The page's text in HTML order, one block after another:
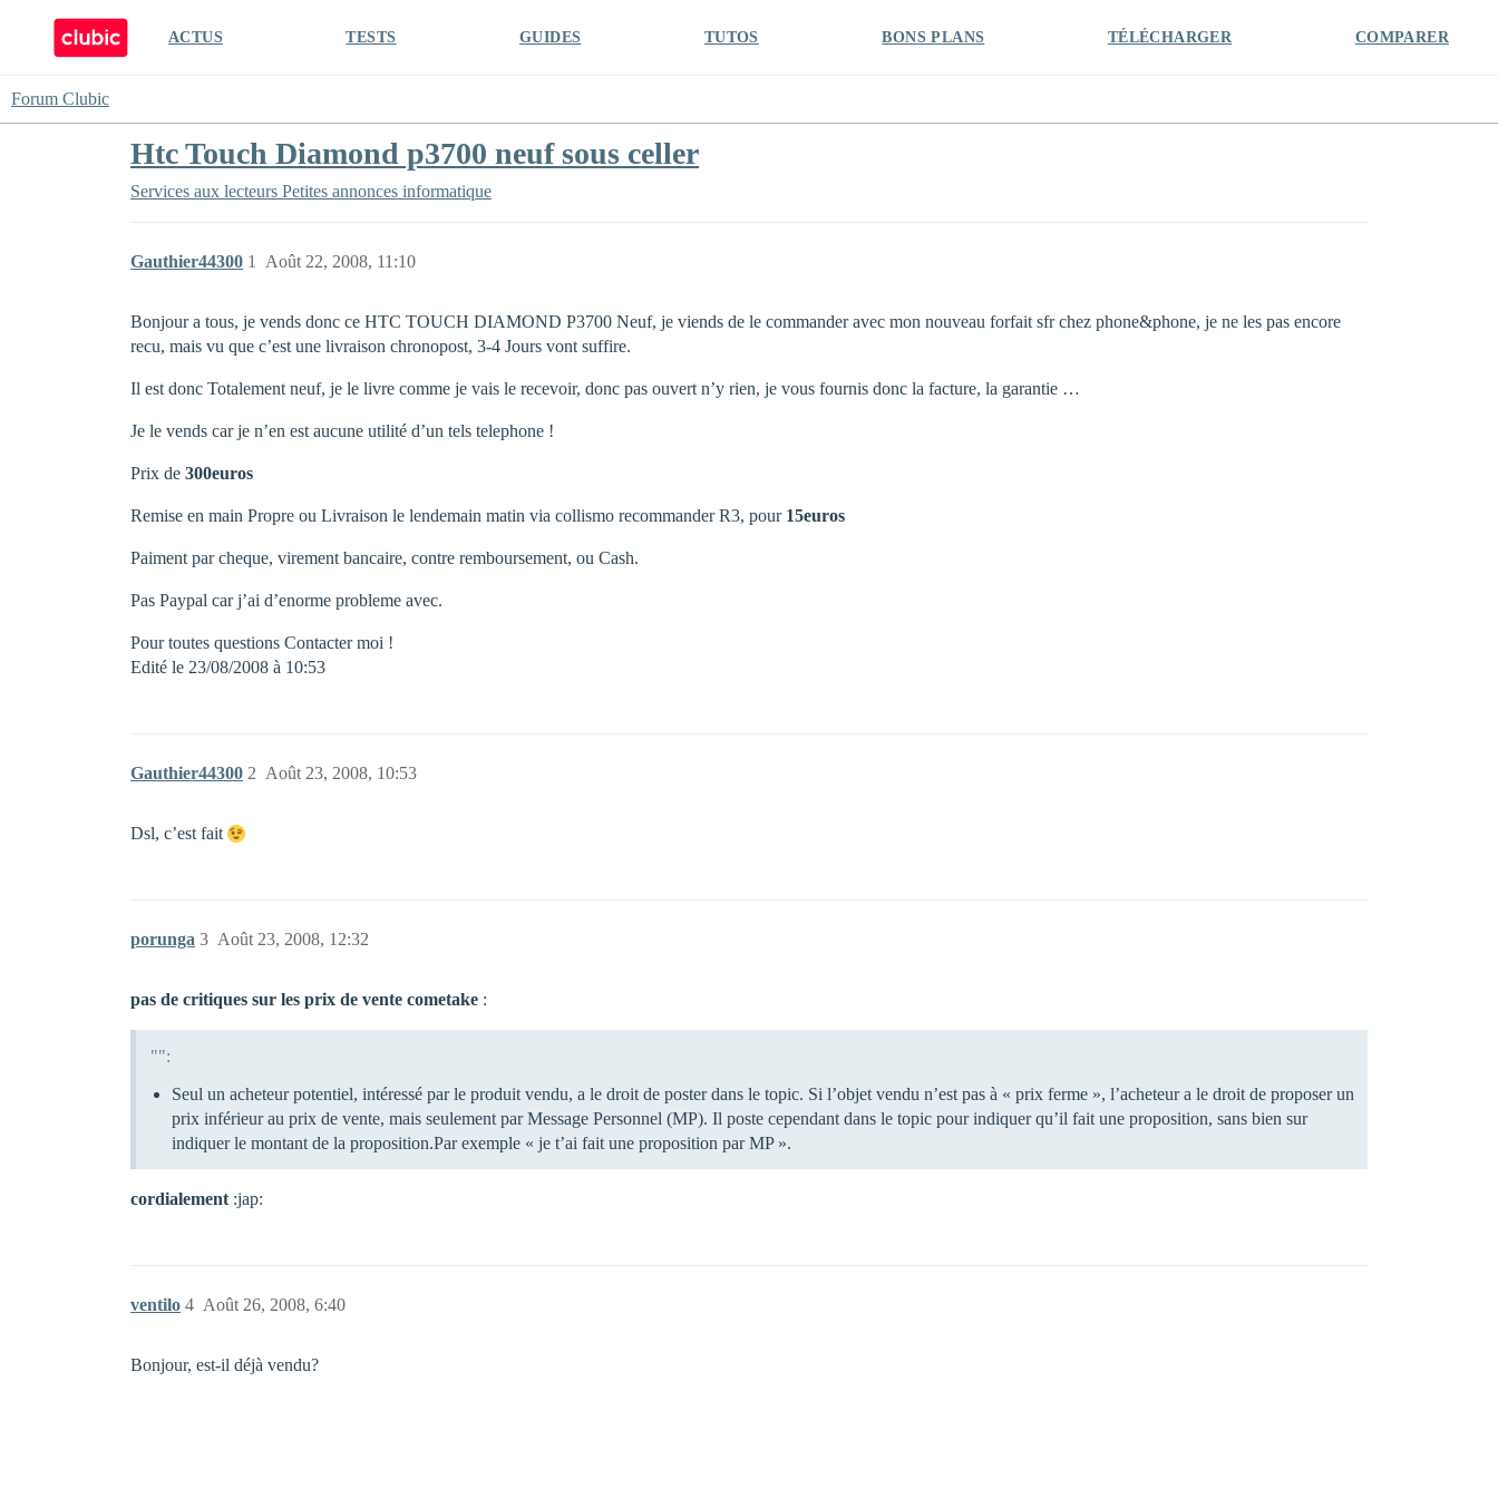
ACTUS TESTS GUIDES TUTOS BONS PLANS TÉLÉCHARGER COMPARER
Forum Clubic
Htc Touch Diamond p3700 neuf sous celler
Services aux lecteurs Petites annonces informatique
Gauthier44300 Août 22, 2008, 11:10
1
Bonjour a tous, je vends donc ce HTC TOUCH DIAMOND P3700 Neuf, je viends de le commander avec mon nouveau forfait sfr chez phone&phone, je ne les pas encore
recu, mais vu que c’est une livraison chronopost, 3-4 Jours vont suffire.
Il est donc Totalement neuf, je le livre comme je vais le recevoir, donc pas ouvert n’y rien, je vous fournis donc la facture, la garantie …
Je le vends car je n’en est aucune utilité d’un tels telephone !
Prix de 300euros
Remise en main Propre ou Livraison le lendemain matin via collismo recommander R3, pour 15euros
Paiment par cheque, virement bancaire, contre remboursement, ou Cash.
Pas Paypal car j’ai d’enorme probleme avec.
Pour toutes questions Contacter moi !
Edité le 23/08/2008 à 10:53
Gauthier44300 Août 23, 2008, 10:53
2
Dsl, c’est fait
porunga Août 23, 2008, 12:32
3
pas de critiques sur les prix de vente cometake :
"":
Seul un acheteur potentiel, intéressé par le produit vendu, a le droit de poster dans le topic. Si l’objet vendu n’est pas à « prix ferme », l’acheteur a le droit de proposer un
prix inférieur au prix de vente, mais seulement par Message Personnel (MP). Il poste cependant dans le topic pour indiquer qu’il fait une proposition, sans bien sur
indiquer le montant de la proposition.Par exemple « je t’ai fait une proposition par MP ».
cordialement :jap:
ventilo Août 26, 2008, 6:40
4
Bonjour, est-il déjà vendu?